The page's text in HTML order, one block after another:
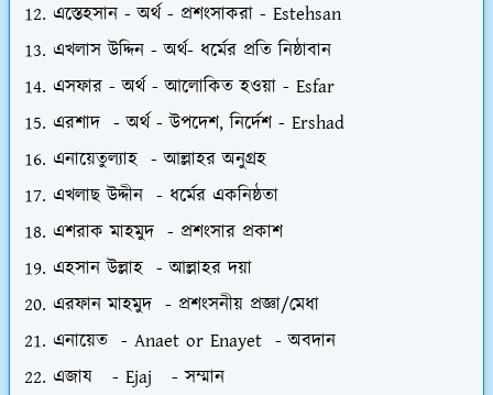
এস্তেহসান - অর্থ - প্রশংসাকরা - Estehsan
এখলাস উদ্দিন - অর্থ- ধর্মের প্রতি নিষ্ঠাবান
এসফার - অর্থ - আলোকিত হওয়া - Esfar
এরশাদ - অর্থ - উপদেশ, নির্দেশ - Ershad
এনায়েতুল্যাহ - আল্লাহর অনুগ্রহ
এখলাছ উদ্দীন - ধর্মের একনিষ্ঠতা
এশরাক মাহমুদ - প্রশংসার প্রকাশ
এহসান উল্লাহ - আল্লাহর দয়া
এরফান মাহমুদ - প্রশংসনীয় প্রজ্ঞা/মেধা
এনায়েত - Anaet or Enayet - অবদান
এজায - Ejaj - সম্মান